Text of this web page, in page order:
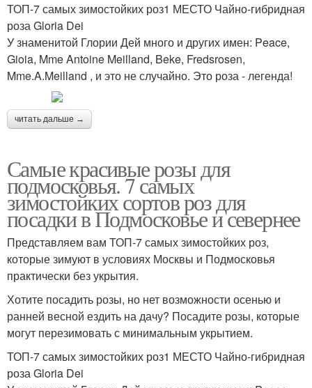
ТОП-7 самых зимостойких роз1 МЕСТО Чайно-гибридная
роза Gloria Dei
У знаменитой Глории Дей много и других имен: Peace,
Gioia, Mme Antoine Meilland, Beke, Fredsrosen,
Mme.A.Meilland , и это не случайно. Это роза - легенда!
читать дальше →
Самые красивые розы для
подмосковья. 7 самых
зимостойких сортов роз для
посадки в Подмосковье и севернее
Представляем вам ТОП-7 самых зимостойких роз,
которые зимуют в условиях Москвы и Подмосковья
практически без укрытия.
Хотите посадить розы, но нет возможности осенью и
ранней весной ездить на дачу? Посадите розы, которые
могут перезимовать с минимальным укрытием.
ТОП-7 самых зимостойких роз1 МЕСТО Чайно-гибридная
роза Gloria Dei